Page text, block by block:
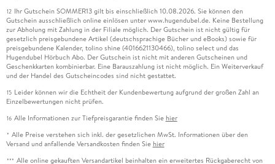
12 Ihr Gutschein SOMMER13 gilt bis einschließlich 10.08.2026. Sie können den
Gutschein ausschließlich online einlösen unter www.hugendubel.de. Keine Bestellung
zur Abholung mit Zahlung in der Filiale möglich. Der Gutschein ist nicht gültig für
gesetzlich preisgebundene Artikel (deutschsprachige Bücher und eBooks) sowie für
preisgebundene Kalender, tolino shine (4016621130466), tolino select und das
Hugendubel Hörbuch Abo. Der Gutschein ist nicht mit anderen Gutscheinen und
Geschenkkarten kombinierbar. Eine Barauszahlung ist nicht möglich. Ein Weiterverkauf
und der Handel des Gutscheincodes sind nicht gestattet.
15 Leider können wir die Echtheit der Kundenbewertung aufgrund der großen Zahl an
Einzelbewertungen nicht prüfen.
16 Alle Informationen zur Tiefpreisgarantie finden Sie hier
* Alle Preise verstehen sich inkl. der gesetzlichen MwSt. Informationen über den
Versand und anfallende Versandkosten finden Sie hier
*** Alle online gekauften Versandartikel beinhalten ein erweitertes Rückgaberecht von